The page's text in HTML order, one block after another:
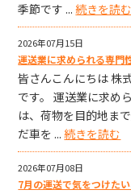
季節です ...続きを読む
2026年07月15日
運送業に求められる専門
皆さんこんにちは 株
です。 運送業に求め
は、荷物を目的地ま
だ車を ...続きを読む
2026年07月08日
7月の運送で気をつけた